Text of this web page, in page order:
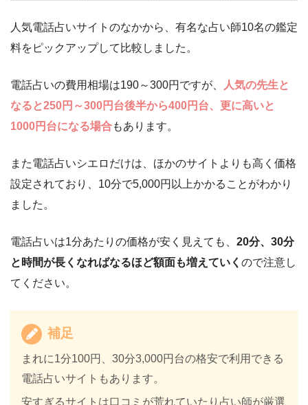
人気電話占いサイトのなかから、有名な占い師10名の鑑定
料をピックアップして比較しました。
電話占いの費用相場は190～300円ですが、
人気の先生と
なると250円～300円台後半から400円台、更に高いと
1000円台になる場合もあります。
また電話占いシエロだけは、ほかのサイトよりも高く価格
設定されており、10分で5,000円以上かかることがわかり
ました。
電話占いは1分あたりの価格が安く見えても、 20分、30分
と時間が長くなればなるほど額面も増えていく ので注意し
てください。
補足
まれに1分100円、30分3,000円台の格安で利用できる
電話占いサイトもあります。
安すぎるサイトは口コミが荒れていたり占い師が厳選